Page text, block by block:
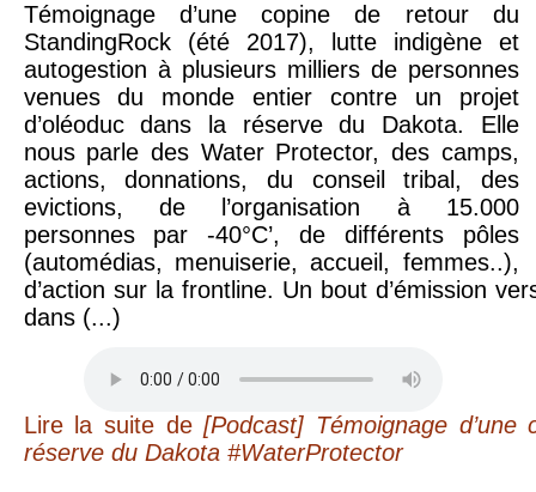
Témoignage d’une copine de retour du
StandingRock (été 2017), lutte indigène et
autogestion à plusieurs milliers de personnes
venues du monde entier contre un projet
d’oléoduc dans la réserve du Dakota. Elle
nous parle des Water Protector, des camps,
actions, donnations, du conseil tribal, des
evictions, de l’organisation à 15.000
personnes par -40°C’, de différents pôles
(automédias, menuiserie, accueil, femmes..),
d’action sur la frontline. Un bout d’émission
dans (...)
Lire la suitede[Podcast] Témoignage
réserve du Dakota #WaterProtector